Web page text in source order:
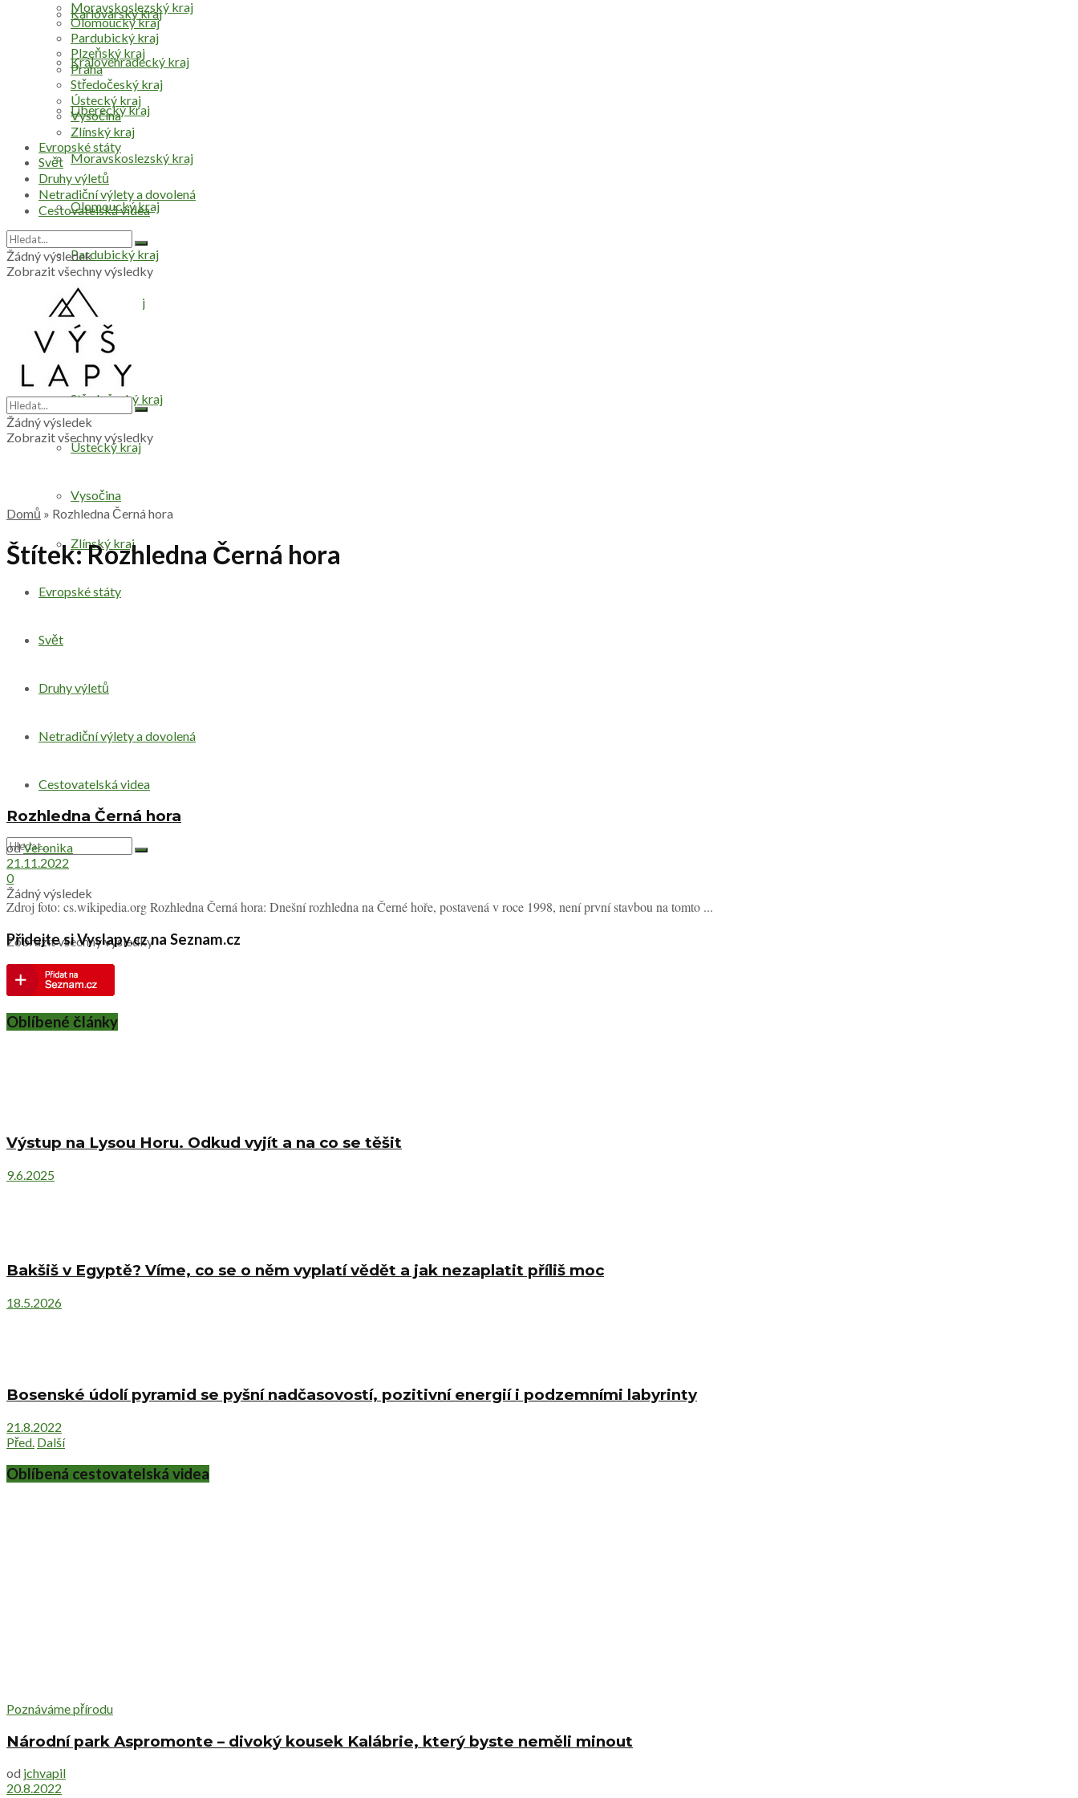
Karlovarský kraj
Královéhradecký kraj
Liberecký kraj
Moravskoslezský kraj
Olomoucký kraj
Pardubický kraj
Plzeňský kraj
Praha
Středočeský kraj
Ústecký kraj
Vysočina
Zlínský kraj
Evropské státy
Svět
Druhy výletů
Netradiční výlety a dovolená
Cestovatelská videa
Žádný výsledek
Zobrazit všechny výsledky
Moravskoslezský kraj
Olomoucký kraj
Pardubický kraj
Plzeňský kraj
Praha
Středočeský kraj
Ústecký kraj
Vysočina
Zlínský kraj
Evropské státy
Svět
Druhy výletů
Netradiční výlety a dovolená
Cestovatelská videa
Žádný výsledek
Zobrazit všechny výsledky
Žádný výsledek
Zobrazit všechny výsledky
Domů » Rozhledna Černá hora
Štítek:Rozhledna Černá hora
Rozhledna Černá hora
odVeronika
21.11.2022
0
Zdroj foto: cs.wikipedia.org Rozhledna Černá hora: Dnešní rozhledna na Černé hoře, postavená v roce 1998, není první stavbou na tomto ...
Přidejte si Vyslapy.cz na Seznam.cz
Oblíbené články
Výstup na Lysou Horu. Odkud vyjít a na co se těšit
9.6.2025
Bakšiš v Egyptě? Víme, co se o něm vyplatí vědět a jak nezaplatit příliš moc
18.5.2026
Bosenské údolí pyramid se pyšní nadčasovostí, pozitivní energií i podzemními labyrinty
21.8.2022
Před. Další
Oblíbená cestovatelská videa
Poznáváme přírodu
Národní park Aspromonte – divoký kousek Kalábrie, který byste neměli minout
od jchvapil
20.8.2022